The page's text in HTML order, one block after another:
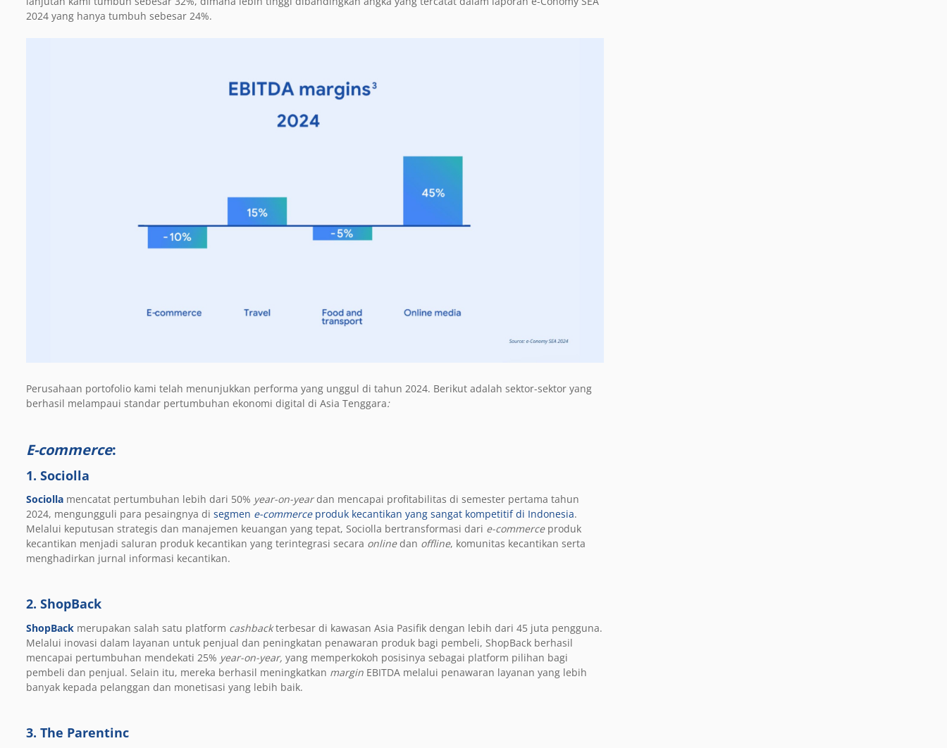
2024 yang hanya tumbuh sebesar 24%.
Perusahaan portofolio kami telah menunjukkan performa yang unggul di tahun 2024. Berikut adalah sektor-sektor yang
berhasil melampaui standar pertumbuhan ekonomi digital di Asia Tenggara:
E-commerce:
1. Sociolla
Sociolla mencatat pertumbuhan lebih dari 50% year-on-yeardan mencapai profitabilitas di semester pertama tahun
2024, mengungguli para pesaingnya di segmen e-commerceproduk kecantikan yang sangat kompetitif di Indonesia.
Melalui keputusan strategis dan manajemen keuangan yang tepat, Sociolla bertransformasi dari e-commerce produk
kecantikan menjadi saluran produk kecantikan yang terintegrasi secara onlinedan offline, komunitas kecantikan serta
menghadirkan jurnal informasi kecantikan.
2. ShopBack
ShopBack merupakan salah satu platform cashbackterbesar di kawasan Asia Pasifik dengan lebih dari 45 juta pengguna.
Melalui inovasi dalam layanan untuk penjual dan peningkatan penawaran produk bagi pembeli, ShopBack berhasil
mencapai pertumbuhan mendekati 25% year-on-year, yang memperkokoh posisinya sebagai platform pilihan bagi
pembeli dan penjual. Selain itu, mereka berhasil meningkatkan margin EBITDA melalui penawaran layanan yang lebih
banyak kepada pelanggan dan monetisasi yang lebih baik.
3. The Parentinc